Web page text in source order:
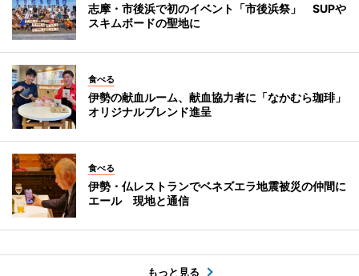
志摩・市後浜で初のイベント「市後浜祭」 SUPや
スキムボードの聖地に
食べる
伊勢の献血ルーム、献血協力者に「なかむら珈琲」
オリジナルブレンド進呈
食べる
伊勢・仏レストランでベネズエラ地震被災の仲間に
エール 現地と通信
もっと見る